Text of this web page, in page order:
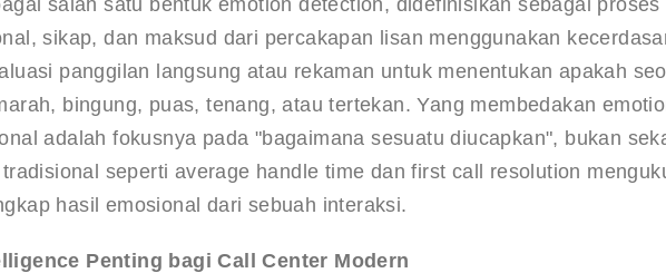
sikap, dan maksud dari percakapan lisan menggunakan
panggilan langsung atau rekaman untuk menentukan apakah
bingung, puas, tenang, atau tertekan. Yang membedakan
adalah fokusnya pada "bagaimana sesuatu diucapkan", bukan
seperti average handle time dan first call resolution
hasil emosional dari sebuah interaksi.
Penting bagi Call Center Modern